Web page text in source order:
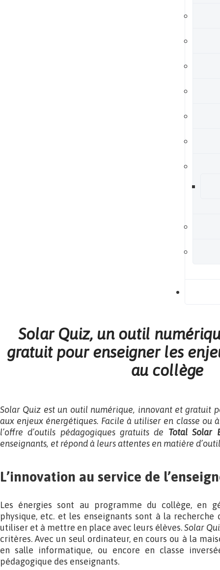
Solar Quiz, un outil
gratuit pour enseigner les
au collège
Solar Quiz est un outil numérique, innovant et gratuit
aux enjeux énergétiques. Facile à utiliser en classe ou
l’offre d’outils pédagogiques gratuits de Total Solar
enseignants, et répond à leurs attentes en matière
L’innovation au service de
Les énergies sont au programme du collège, en
physique, etc. et les enseignants sont à la recherche
utiliser et à mettre en place avec leurs élèves.Solar
critères. Avec un seul ordinateur, en cours ou à la
en salle informatique, ou encore en classe
pédagogique des enseignants.